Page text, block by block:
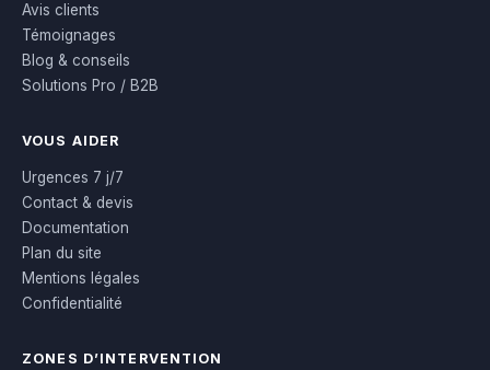
Avis clients
Témoignages
Blog & conseils
Solutions Pro / B2B
VOUS AIDER
Urgences 7 j/7
Contact & devis
Documentation
Plan du site
Mentions légales
Confidentialité
ZONES D’INTERVENTION